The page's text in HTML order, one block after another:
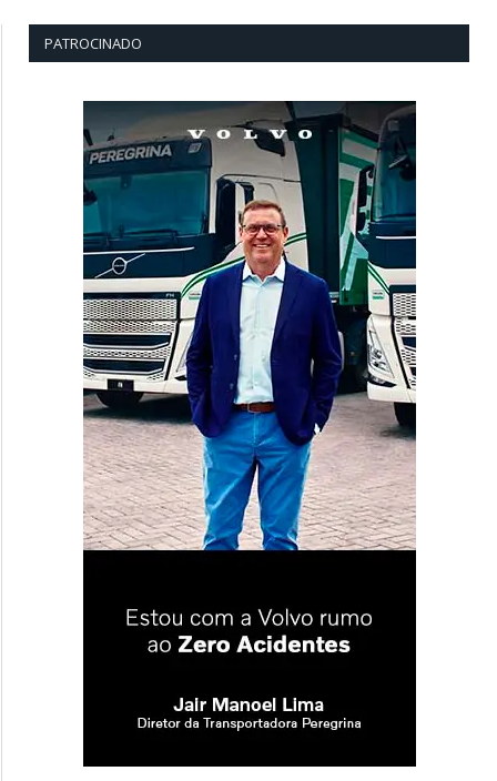
PATROCINADO